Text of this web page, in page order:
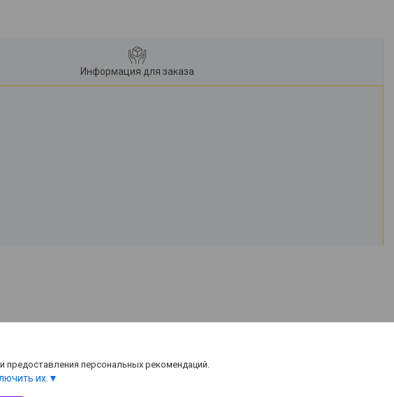
Информация для заказа
персональных рекомендаций.
их.